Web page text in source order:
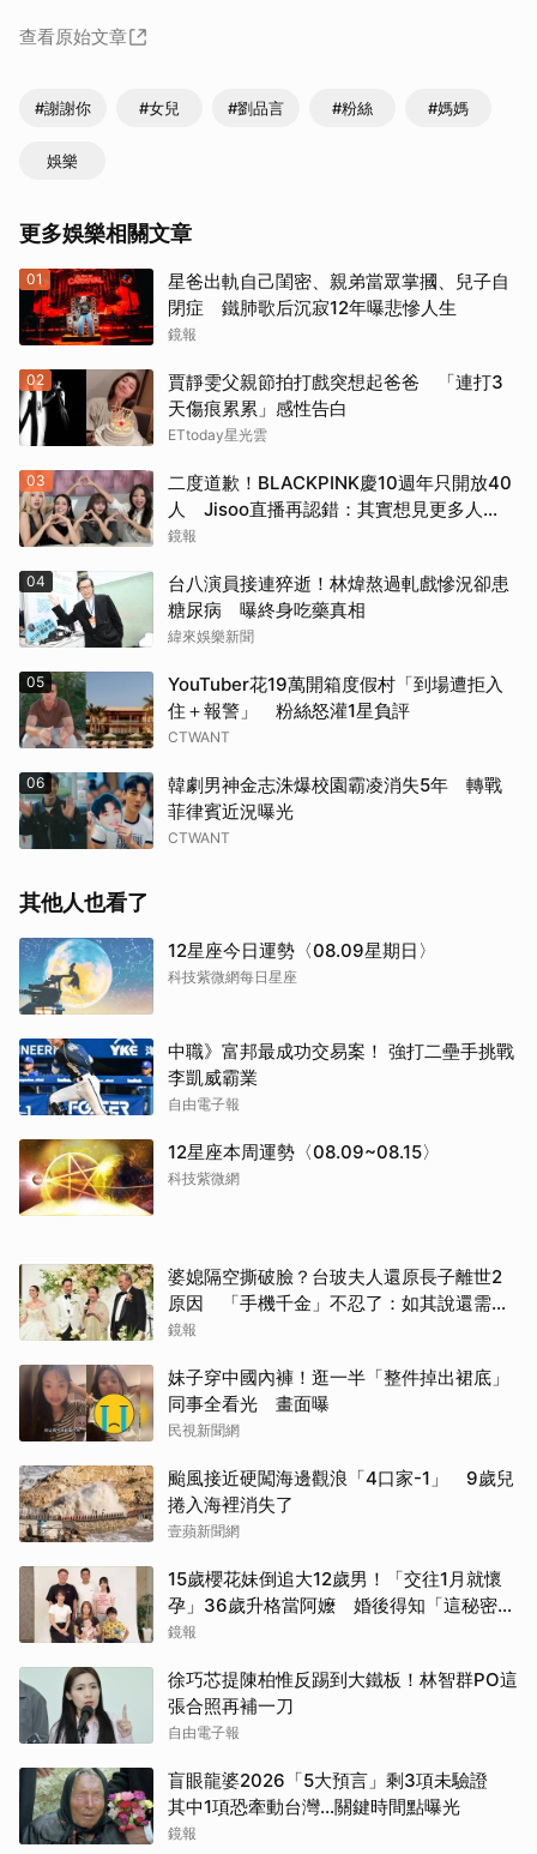
查看原始文章
#謝謝你 #女兒 #劉品言 #粉絲 #媽媽
娛樂
更多娛樂相關文章
01
星爸出軌自己閨密、親弟當眾掌摑、兒子自
閉症 鐵肺歌后沉寂12年曝悲慘人生
鏡報
02
賈靜雯父親節拍打戲突想起爸爸 「連打3
天傷痕累累」感性告白
ETtoday星光雲
03
二度道歉！BLACKPINK慶10週年只開放40
人 Jisoo直播再認錯：其實想見更多人…
鏡報
04
台八演員接連猝逝！林煒熬過軋戲慘況卻患
糖尿病 曝終身吃藥真相
緯來娛樂新聞
05
YouTuber花19萬開箱度假村「到場遭拒入
住＋報警」 粉絲怒灌1星負評
CTWANT
06
韓劇男神金志洙爆校園霸凌消失5年 轉戰
菲律賓近況曝光
CTWANT
其他人也看了
12星座今日運勢〈08.09星期日〉
科技紫微網每日星座
中職》富邦最成功交易案！ 強打二壘手挑戰
李凱威霸業
自由電子報
12星座本周運勢〈08.09~08.15〉
科技紫微網
婆媳隔空撕破臉？台玻夫人還原長子離世2
原因 「手機千金」不忍了：如其說還需要
離開嗎？
鏡報
妹子穿中國內褲！逛一半「整件掉出裙底」
同事全看光 畫面曝
民視新聞網
颱風接近硬闖海邊觀浪「4口家-1」 9歲兒
捲入海裡消失了
壹蘋新聞網
15歲櫻花妹倒追大12歲男！「交往1月就懷
孕」36歲升格當阿嬤 婚後得知「這秘密」
傻眼了
鏡報
徐巧芯提陳柏惟反踢到大鐵板！林智群PO這
張合照再補一刀
自由電子報
盲眼龍婆2026「5大預言」剩3項未驗證
其中1項恐牽動台灣...關鍵時間點曝光
鏡報